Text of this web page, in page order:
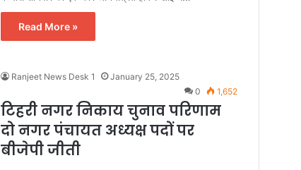
Read More »
Ranjeet News Desk 1
January 25, 2025
0
1,652
टिहरी नगर निकाय चुनाव परिणाम
दो नगर पंचायत अध्यक्ष पदों पर
बीजेपी जीती